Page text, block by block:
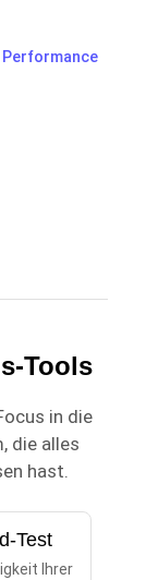
Tools
in die
die alles
hast.
Test
Ihrer